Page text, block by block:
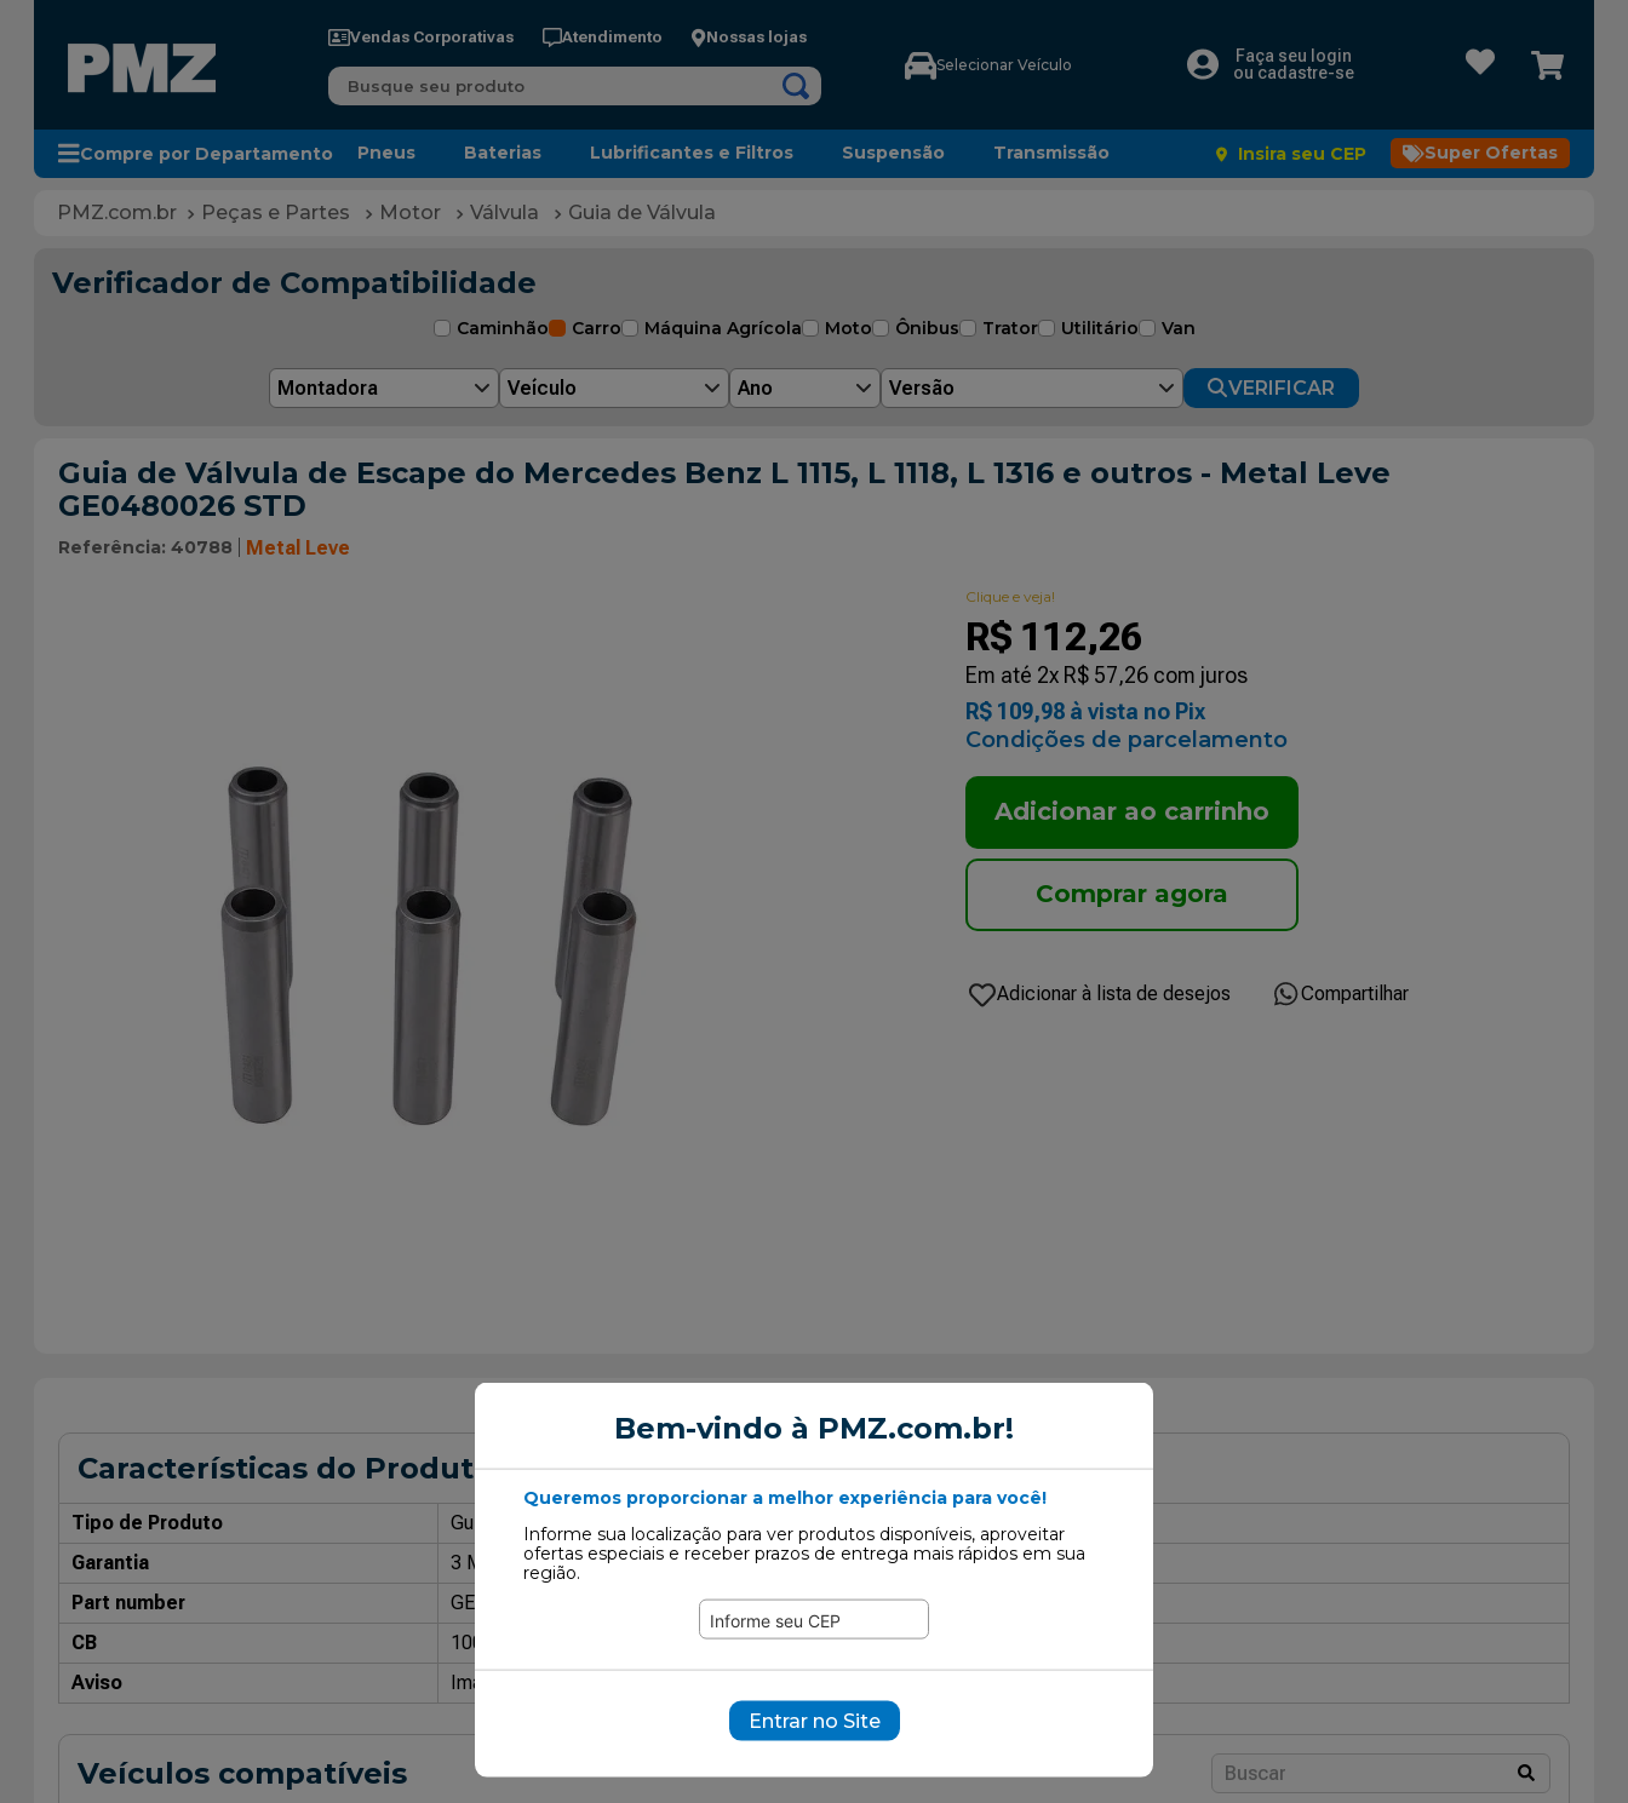
Bem-vindo à PMZ.com.br!
Queremos proporcionar a melhor experiência para você!
Informe sua localização para ver produtos disponíveis, aproveitar
ofertas especiais e receber prazos de entrega mais rápidos em sua
região.
Entrar no Site
Vendas Corporativas Atendimento Nossas lojas
Busque seu produto Selecionar Veículo
Faça seu login
ou cadastre-se
Compre por Departamento Pneus Baterias Lubrificantes e Filtros Suspensão Transmissão Insira seu CEP Super Ofertas
Peças e Partes Motor Válvula Guia de Válvula
Verificador de Compatibilidade
Caminhão Carro Máquina Agrícola Moto Ônibus Trator Utilitário Van
Montadora Veículo Ano Versão VERIFICAR
Guia de Válvula de Escape do Mercedes Benz L 1115, L 1118, L 1316 e outros - Metal Leve
GE0480026 STD
Referência: 40788 Metal Leve
Clique e veja!
R$ 112,26
Em até 2x R$ 57,26com juros
R$ 109,98à vista no Pix
Condições de parcelamento
Adicionar ao carrinho
Compartilhar
Características do Produto
Tipo de Produto
Guia de Válvula
Garantia
3 Meses
Part number
GE0480026 STD
CB
10035700192
Aviso
Imagens meramente ilustrativas.
Veículos compatíveis